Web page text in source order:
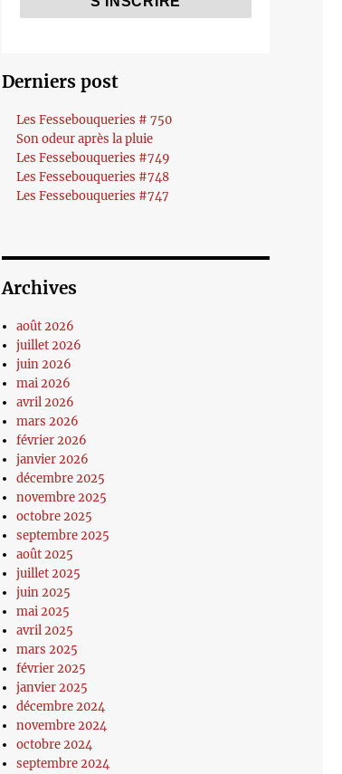
Derniers post
Les Fessebouqueries # 750
Son odeur après la pluie
Les Fessebouqueries #749
Les Fessebouqueries #748
Les Fessebouqueries #747
Archives
août 2026
juillet 2026
juin 2026
mai 2026
avril 2026
mars 2026
février 2026
janvier 2026
décembre 2025
novembre 2025
octobre 2025
septembre 2025
août 2025
juillet 2025
juin 2025
mai 2025
avril 2025
mars 2025
février 2025
janvier 2025
décembre 2024
novembre 2024
octobre 2024
septembre 2024